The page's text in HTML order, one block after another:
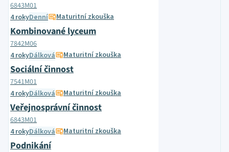
6843M01
4 rokyDenní Maturitní zkouška
Kombinované lyceum
7842M06
4 rokyDálková Maturitní zkouška
Sociální činnost
7541M01
4 rokyDálková Maturitní zkouška
Veřejnosprávní činnost
6843M01
4 rokyDálková Maturitní zkouška
Podnikání